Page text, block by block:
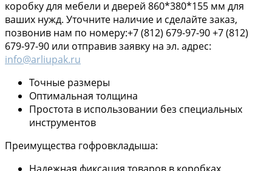
коробку для мебели и дверей 860*380*155 мм для
ваших нужд. Уточните наличие и сделайте заказ,
позвонив нам по номеру:+7 (812) 679-97-90 +7 (812)
679-97-90 или отправив заявку на эл. адрес:
info@arliupak.ru
Точные размеры
Оптимальная толщина
Простота в использовании без специальных
инструментов
Преимущества гофровкладыша: